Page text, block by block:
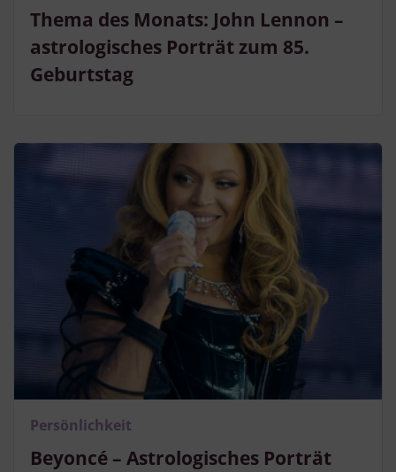
Thema des Monats: John Lennon –
astrologisches Porträt zum 85.
Geburtstag
Beyoncé – Astrologisches Porträt
Persönlichkeit